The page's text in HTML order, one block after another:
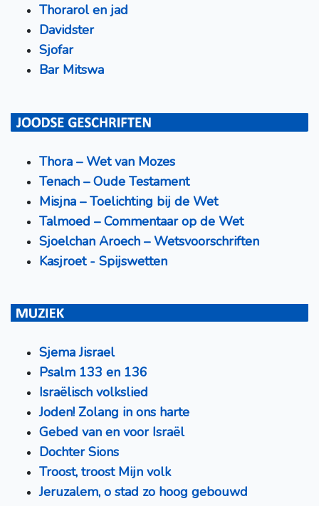
Thorarol en jad
Davidster
Sjofar
Bar Mitswa
Thora – Wet van Mozes
Tenach – Oude Testament
Misjna – Toelichting bij de Wet
Talmoed – Commentaar op de Wet
Sjoelchan Aroech – Wetsvoorschriften
Kasjroet - Spijswetten
Sjema Jisrael
Psalm 133 en 136
Israëlisch volkslied
Joden! Zolang in ons harte
Gebed van en voor Israël
Dochter Sions
Troost, troost Mijn volk
Jeruzalem, o stad zo hoog gebouwd